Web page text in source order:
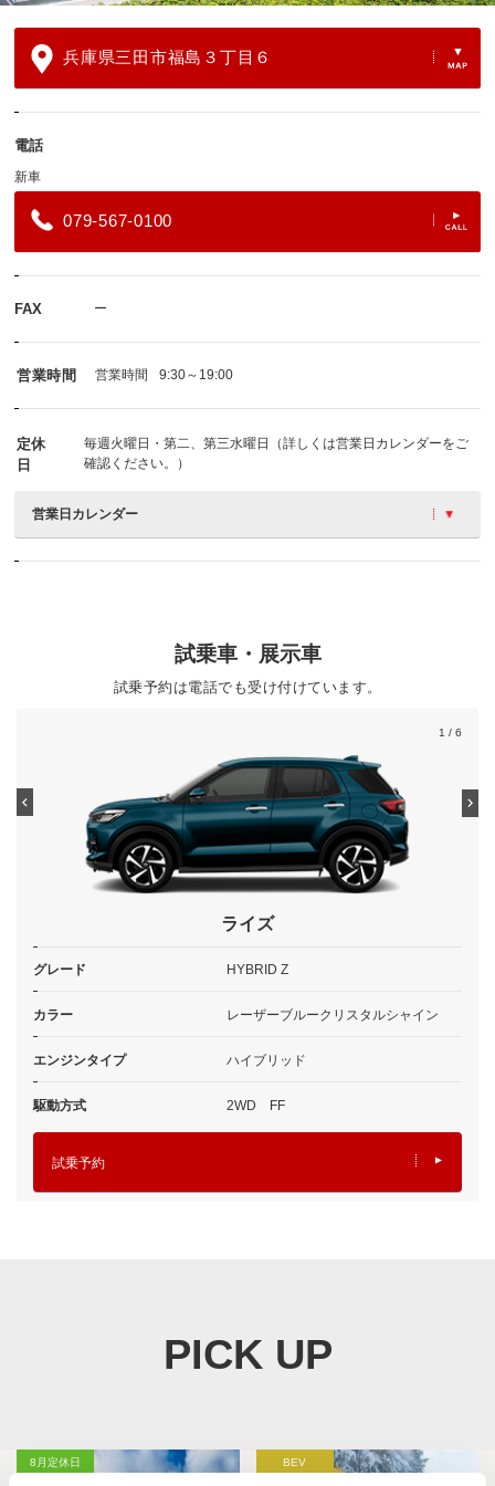
兵庫県三田市福島３丁目６
電話
新車
079-567-0100
FAX ー
営業時間 営業時間 9:30～19:00
定休
日
毎週火曜日・第二、第三水曜日（詳しくは営業日カレンダーをご
確認ください。）
営業日カレンダー
試乗車・展示車
試乗予約は電話でも受け付けています。
1 / 6
ライズ
グレード HYBRID Z
カラー レーザーブルークリスタルシャイン
エンジンタイプ ハイブリッド
駆動方式 2WD FF
試乗予約
PICK UP
8月定休日 BEV